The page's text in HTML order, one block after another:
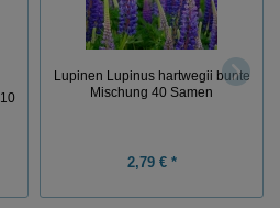
Lupinen Lupinus hartwegii bunte
Mischung 40 Samen
2,79 € *